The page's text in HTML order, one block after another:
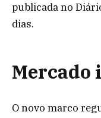
publicada no
dias.
O novo marco